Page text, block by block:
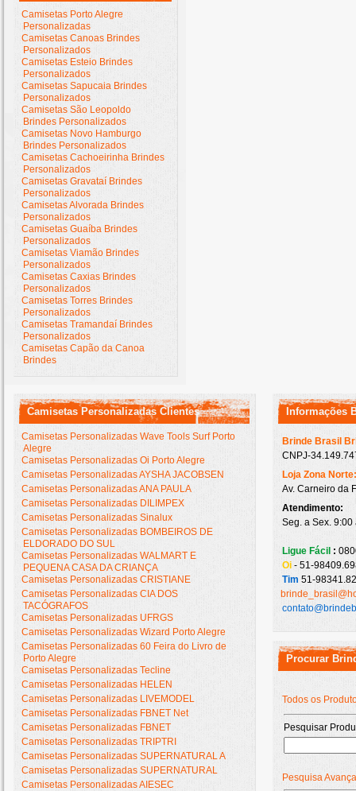
Camisetas Porto Alegre
Personalizadas
Camisetas Canoas Brindes
Personalizados
Camisetas Esteio Brindes
Personalizados
Camisetas Sapucaia Brindes
Personalizados
Camisetas São Leopoldo
Brindes Personalizados
Camisetas Novo Hamburgo
Brindes Personalizados
Camisetas Cachoeirinha Brindes
Personalizados
Camisetas Gravataí Brindes
Personalizados
Camisetas Alvorada Brindes
Personalizados
Camisetas Guaíba Brindes
Personalizados
Camisetas Viamão Brindes
Personalizados
Camisetas Caxias Brindes
Personalizados
Camisetas Torres Brindes
Personalizados
Camisetas Tramandaí Brindes
Personalizados
Camisetas Capão da Canoa
Brindes
Camisetas Personalizadas Clientes
Camisetas Personalizadas Wave Tools Surf Porto
Alegre
Camisetas Personalizadas Oi Porto Alegre
Camisetas Personalizadas AYSHA JACOBSEN
Camisetas Personalizadas ANA PAULA
Camisetas Personalizadas DILIMPEX
Camisetas Personalizadas Sinalux
Camisetas Personalizadas BOMBEIROS DE
ELDORADO DO SUL
Camisetas Personalizadas WALMART E
PEQUENA CASA DA CRIANÇA
Camisetas Personalizadas CRISTIANE
Camisetas Personalizadas CIA DOS
TACÓGRAFOS
Camisetas Personalizadas UFRGS
Camisetas Personalizadas Wizard Porto Alegre
Camisetas Personalizadas 60 Feira do Livro de
Porto Alegre
Camisetas Personalizadas Tecline
Camisetas Personalizadas HELEN
Camisetas Personalizadas LIVEMODEL
Camisetas Personalizadas FBNET Net
Camisetas Personalizadas FBNET
Camisetas Personalizadas TRIPTRI
Camisetas Personalizadas SUPERNATURAL A
Camisetas Personalizadas SUPERNATURAL
Camisetas Personalizadas AIESEC
Informações
Brinde Brasil
CNPJ-
Loja Zona
Av. Carneiro da
Atendimento:
Seg. a Sex.
Ligue Fácil :
Oi - 51-
Tim 51-
Procurar
Todos os
Pesquisar
Pesquisa